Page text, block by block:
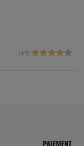
(4/ 5)